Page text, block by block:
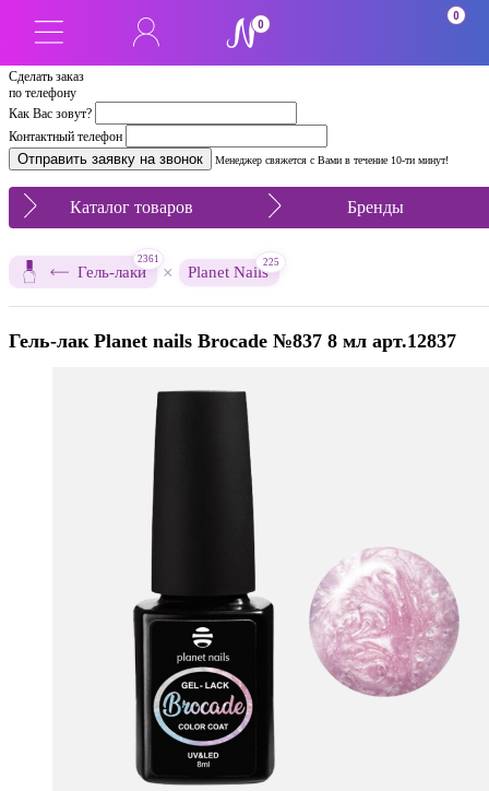
Сделать заказ
по телефону
Как Вас зовут?
Контактный телефон
Менеджер свяжется с Вами в течение 10-ти минут!
0
0
Каталог товаров Бренды
Гель-лаки
2361
× Planet Nails
225
Гель-лак Planet nails Brocade №837 8 мл арт.12837